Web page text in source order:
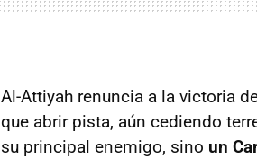
Al-Attiyah renuncia a la victoria
que abrir pista, aún cediendo
su principal enemigo, sino un